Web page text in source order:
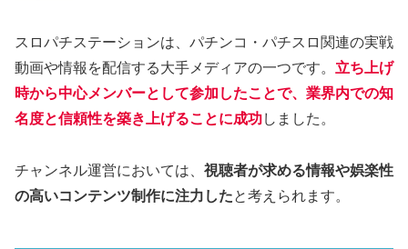
スロパチステーションは、パチンコ・パチスロ関連の実戦
動画や情報を配信する大手メディアの一つです。 立ち上げ
時から中心メンバーとして参加したことで、業界内での知
名度と信頼性を築き上げることに成功しました。
チャンネル運営においては、 視聴者が求める情報や娯楽性
の高いコンテンツ制作に注力したと考えられます。